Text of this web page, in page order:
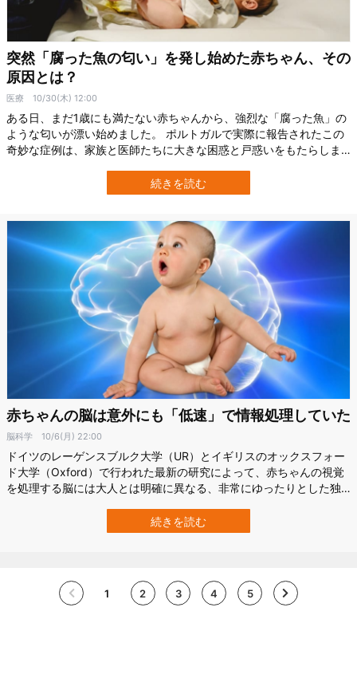
突然「腐った魚の匂い」を発し始めた赤ちゃん、その
原因とは？
医療 10/30(木) 12:00
ある日、まだ1歳にも満たない赤ちゃんから、強烈な「腐った魚」の
ような匂いが漂い始めました。 ポルトガルで実際に報告されたこの
奇妙な症例は、家族と医師たちに大きな困惑と戸惑いをもたらしま
るという、とても想像しにくい現象。 その背後には、普段は意識し
ない“体の仕組み”と“遺伝のいたずら”が絡み合っていたのです。 研究
続きを読む
赤ちゃんの脳は意外にも「低速」で情報処理していた
脳科学 10/6(月) 22:00
ドイツのレーゲンスブルク大学（UR）とイギリスのオックスフォー
ド大学（Oxford）で行われた最新の研究によって、赤ちゃんの視覚
を処理する脳には大人とは明確に異なる、非常にゆったりとした独
ムは、生後約8ヶ月の赤ちゃんに様々な速度で点滅する映像を見せな
がら脳波を調べたところ、乳児の脳波には1秒間に約4回（4Hz）と
続きを読む
1 2 3 4 5